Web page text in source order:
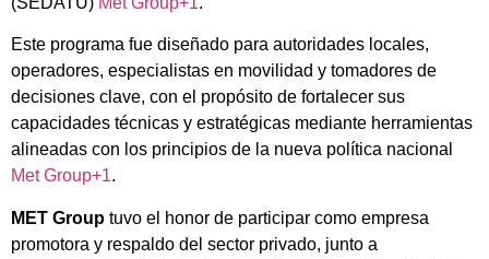
Este programa fue diseñado para autoridades locales,
operadores, especialistas en movilidad y tomadores de
decisiones clave, con el propósito de fortalecer sus
capacidades técnicas y estratégicas mediante herramientas
alineadas con los principios de la nueva política nacional
Met Group+1.
MET Group tuvo el honor de participar como empresa
promotora y respaldo del sector privado, junto a